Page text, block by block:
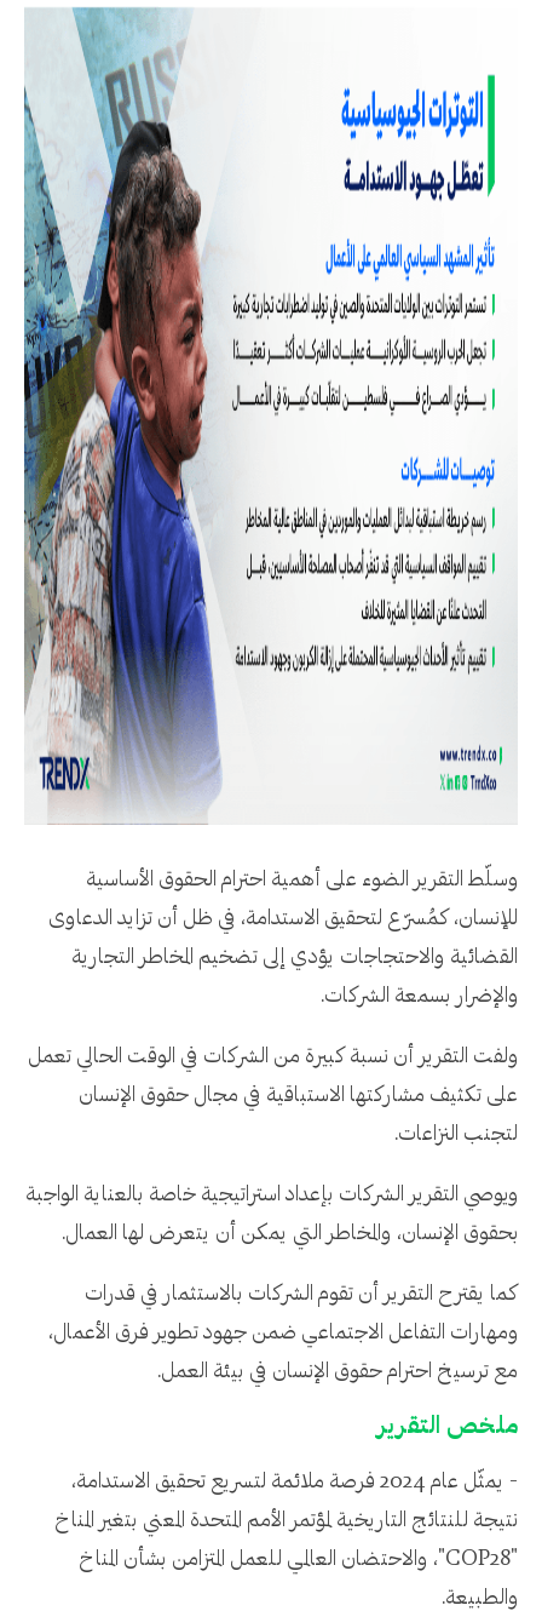
وسلّط التقرير الضوء على أهمية احترام الحقوق الأساسية
للإنسان، كمُسرّع لتحقيق الاستدامة، في ظل أن تزايد الدعاوى
القضائية والاحتجاجات يؤدي إلى تضخيم المخاطر التجارية
والإضرار بسمعة الشركات.
ولفت التقرير أن نسبة كبيرة من الشركات في الوقت الحالي تعمل
على تكثيف مشاركتها الاستباقية في مجال حقوق الإنسان
لتجنب النزاعات.
ويوصي التقرير الشركات بإعداد استراتيجية خاصة بالعناية الواجبة
بحقوق الإنسان، والمخاطر التي يمكن أن يتعرض لها العمال.
كما يقترح التقرير أن تقوم الشركات بالاستثمار في قدرات
ومهارات التفاعل الاجتماعي ضمن جهود تطوير فرق الأعمال،
مع ترسيخ احترام حقوق الإنسان في بيئة العمل.
ملخص التقرير
- يمثّل عام 2024 فرصة ملائمة لتسريع تحقيق الاستدامة،
نتيجة للنتائج التاريخية لمؤتمر الأمم المتحدة المعني بتغير المناخ
"COP28"، والاحتضان العالمي للعمل المتزامن بشأن المناخ
والطبيعة.